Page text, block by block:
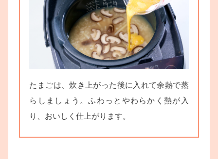
たまごは、炊き上がった後に入れて余熱で蒸
らしましょう。ふわっとやわらかく熱が入
り、おいしく仕上がります。